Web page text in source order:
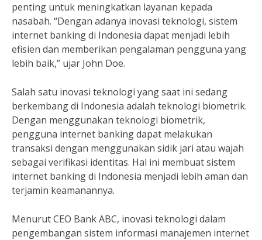
penting untuk meningkatkan layanan kepada
nasabah. “Dengan adanya inovasi teknologi, sistem
internet banking di Indonesia dapat menjadi lebih
efisien dan memberikan pengalaman pengguna yang
lebih baik,” ujar John Doe.
Salah satu inovasi teknologi yang saat ini sedang
berkembang di Indonesia adalah teknologi biometrik.
Dengan menggunakan teknologi biometrik,
pengguna internet banking dapat melakukan
transaksi dengan menggunakan sidik jari atau wajah
sebagai verifikasi identitas. Hal ini membuat sistem
internet banking di Indonesia menjadi lebih aman dan
terjamin keamanannya.
Menurut CEO Bank ABC, inovasi teknologi dalam
pengembangan sistem informasi manajemen internet